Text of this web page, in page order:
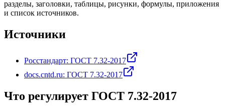
разделы, заголовки, таблицы, рисунки, формулы, приложения
и список источников.
Источники
Росстандарт: ГОСТ 7.32-2017
docs.cntd.ru: ГОСТ 7.32-2017
Что регулирует ГОСТ 7.32-2017